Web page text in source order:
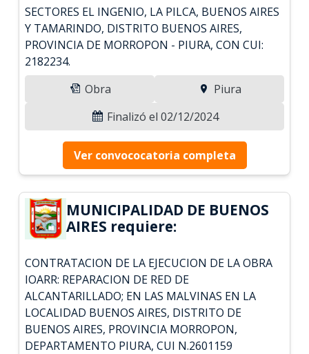
SECTORES EL INGENIO, LA PILCA, BUENOS AIRES
Y TAMARINDO, DISTRITO BUENOS AIRES,
PROVINCIA DE MORROPON - PIURA, CON CUI:
2182234.
Obra
Piura
Finalizó el 02/12/2024
Ver convococatoria completa
MUNICIPALIDAD DE BUENOS
AIRES requiere:
CONTRATACION DE LA EJECUCION DE LA OBRA
IOARR: REPARACION DE RED DE
ALCANTARILLADO; EN LAS MALVINAS EN LA
LOCALIDAD BUENOS AIRES, DISTRITO DE
BUENOS AIRES, PROVINCIA MORROPON,
DEPARTAMENTO PIURA, CUI N.2601159